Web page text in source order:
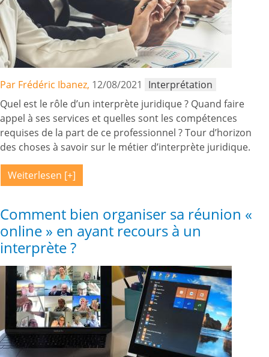
Par Frédéric Ibanez, 12/08/2021
Interprétation
Quel est le rôle d’un interprète juridique ? Quand faire
appel à ses services et quelles sont les compétences
requises de la part de ce professionnel ? Tour d’horizon
des choses à savoir sur le métier d’interprète juridique.
Weiterlesen
Comment bien organiser sa réunion «
online » en ayant recours à un
interprète ?